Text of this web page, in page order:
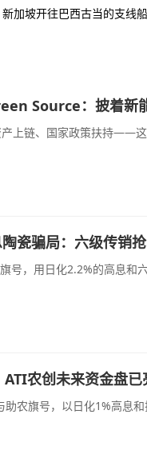
加坡开往巴西古当的支线
Source：披着新
上链、国家政策扶持——
瓷骗局：六级传销
号，用日化2.2%的高息
农创未来资金盘已
农旗号，以日化1%高息